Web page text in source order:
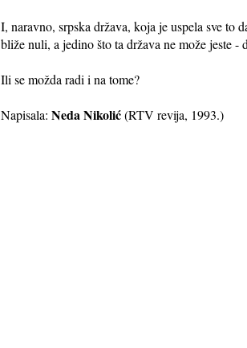
I, naravno, srpska država, koja je uspela sve to
bliže nuli, a jedino što ta država ne može jeste -
Ili se možda radi i na tome?
Napisala: Neda Nikolić(RTV revija, 1993.)